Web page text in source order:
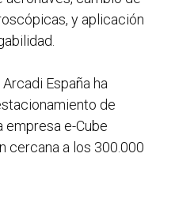
y aplicación
España ha
de
empresa e-Cube
cercana a los 300.000